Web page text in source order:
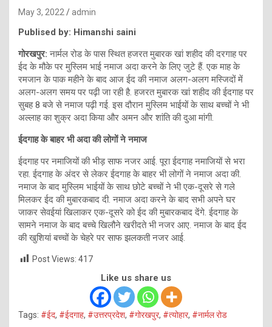
May 3, 2022 admin
Publised by: Himanshi saini
गोरखपुर: नार्मल रोड के पास स्थित हजरत मुबारक खां शहीद की दरगाह पर
ईद के मौके पर मुस्लिम भाई नमाज अदा करने के लिए जुटे हैं. एक माह के
रमजान के पाक महीने के बाद आज ईद की नमाज अलग-अलग मस्जिदों में
अलग-अलग समय पर पढ़ी जा रही है. हजरत मुबारक खां शहीद की ईदगाह पर
सुबह 8 बजे से नमाज पढ़ी गई. इस दौरान मुस्लिम भाईयों के साथ बच्‍चों ने भी
अल्‍लाह का शुक्र अदा किया और अमन और शांति की दुआ मांगी.
ईदगाह के बाहर भी अदा की लोगों ने नमाज
ईदगाह पर नमाजियों की भीड़ साफ नजर आई. पूरा ईदगाह नमाजियों से भरा
रहा. ईदगाह के अंदर से लेकर ईदगाह के बाहर भी लोगों ने नमाज अदा की.
नमाज के बाद मुस्लिम भाईयों के साथ छोटे बच्‍चों ने भी एक-दूसरे से गले
मिलकर ईद की मुबारकबाद दी. नमाज अदा करने के बाद सभी अपने घर
जाकर सेवईयां खिलाकर एक-दूसरे को ईद की मुबारकबाद देंगे. ईदगाह के
सामने नमाज के बाद बच्‍चे खिलौने खरीदते भी नजर आए. नमाज के बाद ईद
की खुशियां बच्‍चों के चेहरे पर साफ झलकती नजर आई.
Post Views: 417
Like us share us
Tags: #ईद, #ईदगाह, #उत्तरप्रदेश, #गोरखपुर, #त्योहार, #नार्मल रोड